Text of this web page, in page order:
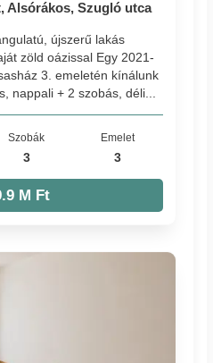
Alsórákos, Szugló utca
újszerű lakás
zöld oázissal Egy 2021-
3. emeletén kínálunk
nappali + 2 szobás, déli...
Szobák
3
Emelet
3
M Ft